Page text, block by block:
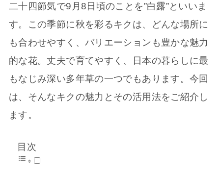
二十四節気で9月8日頃のことを”白露”といいま
す。この季節に秋を彩るキクは、どんな場所に
も合わせやすく、バリエーションも豊かな魅力
的な花。丈夫で育てやすく、日本の暮らしに最
もなじみ深い多年草の一つでもあります。​​​​​​​​​​​​​​​​​​​​今回
は、そんなキクの魅力とその活用法をご紹介し
ます。
目次